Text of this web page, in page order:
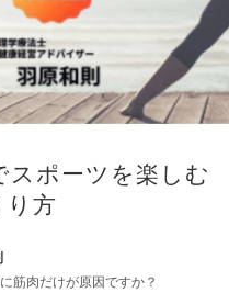
スポーツを楽しむ
り方
筋肉だけが原因ですか？